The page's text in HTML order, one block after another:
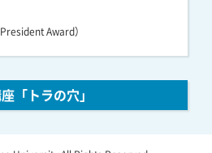
Award）
「トラの穴」